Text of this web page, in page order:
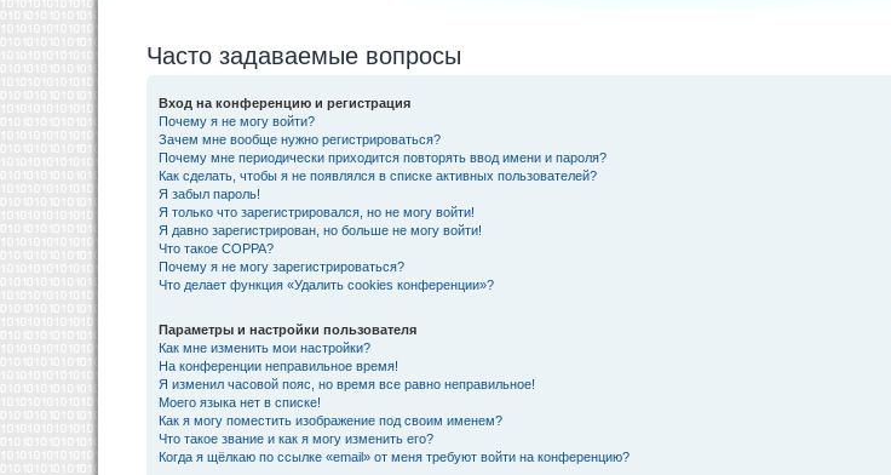
Часто задаваемые вопросы
Вход на конференцию и регистрация
Почему я не могу войти?
Зачем мне вообще нужно регистрироваться?
Почему мне периодически приходится повторять ввод имени и пароля?
Как сделать, чтобы я не появлялся в списке активных пользователей?
Я забыл пароль!
Я только что зарегистрировался, но не могу войти!
Я давно зарегистрирован, но больше не могу войти!
Что такое COPPA?
Почему я не могу зарегистрироваться?
Что делает функция «Удалить cookies конференции»?
Параметры и настройки пользователя
Как мне изменить мои настройки?
На конференции неправильное время!
Я изменил часовой пояс, но время все равно неправильное!
Моего языка нет в списке!
Как я могу поместить изображение под своим именем?
Что такое звание и как я могу изменить его?
Когда я щёлкаю по ссылке «email» от меня требуют войти на конференцию?